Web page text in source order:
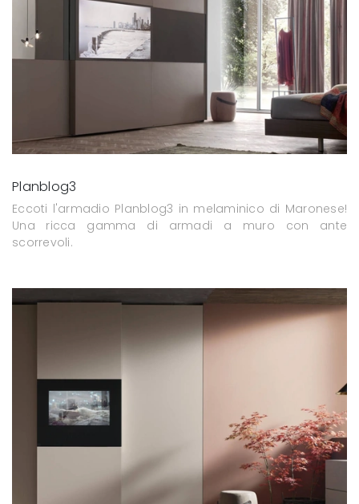
Planblog3
Eccoti l'armadio Planblog3 in melaminico di Maronese!
Una ricca gamma di armadi a muro con ante
scorrevoli.